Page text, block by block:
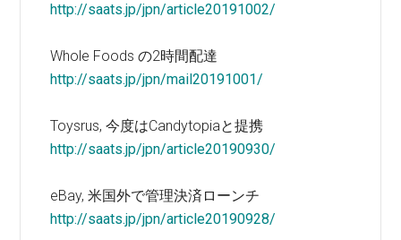
http://saats.jp/jpn/article20191002/
Whole Foods の2時間配達
http://saats.jp/jpn/mail20191001/
Toysrus, 今度はCandytopiaと提携
http://saats.jp/jpn/article20190930/
eBay, 米国外で管理決済ローンチ
http://saats.jp/jpn/article20190928/